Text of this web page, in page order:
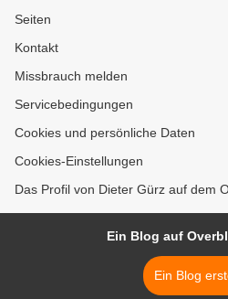
Seiten
Kontakt
Missbrauch melden
Servicebedingungen
Cookies und persönliche Daten
Cookies-Einstellungen
Das Profil von Dieter Gürz auf dem
Ein Blog auf
Ein Blog